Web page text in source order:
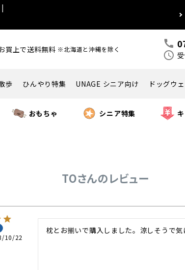
買上で送料無料 ※北海道と沖縄を除く call
schedule
歩 ひんやり特集 UNAGE シニア向け ドッグウ
おもちゃ シニア特集
TOさんのレビュー
10/22
枕とお揃いで購入しました。涼しそうで気